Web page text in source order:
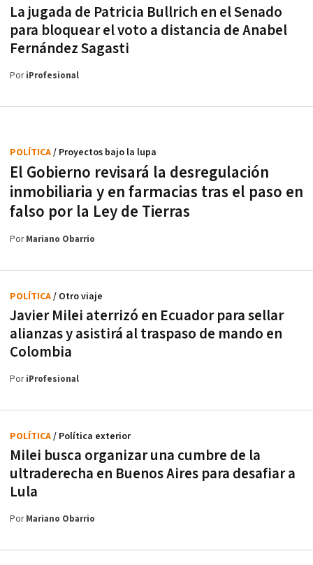
La jugada de Patricia Bullrich en el Senado
para bloquear el voto a distancia de Anabel
Fernández Sagasti
PoriProfesional
El Gobierno revisará la desregulación
inmobiliaria y en farmacias tras el paso en
falso por la Ley de Tierras
POLÍTICA/ Proyectos bajo la lupa
PorMariano Obarrio
Javier Milei aterrizó en Ecuador para sellar
alianzas y asistirá al traspaso de mando en
Colombia
POLÍTICA/ Otro viaje
PoriProfesional
Milei busca organizar una cumbre de la
ultraderecha en Buenos Aires para desafiar a
Lula
POLÍTICA/ Política exterior
PorMariano Obarrio